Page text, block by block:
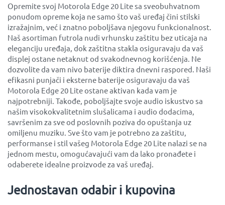
Opremite svoj Motorola Edge 20 Lite sa sveobuhvatnom
ponudom opreme koja ne samo što vaš uređaj čini stilski
izražajnim, već i znatno poboljšava njegovu funkcionalnost.
Naš asortiman futrola nudi vrhunsku zaštitu bez uticaja na
eleganciju uređaja, dok zaštitna stakla osiguravaju da vaš
displej ostane netaknut od svakodnevnog korišćenja. Ne
dozvolite da vam nivo baterije diktira dnevni raspored. Naši
efikasni punjači i eksterne baterije osiguravaju da vaš
Motorola Edge 20 Lite ostane aktivan kada vam je
najpotrebniji. Takođe, poboljšajte svoje audio iskustvo sa
našim visokokvalitetnim slušalicama i audio dodacima,
savršenim za sve od poslovnih poziva do opuštanja uz
omiljenu muziku. Sve što vam je potrebno za zaštitu,
performanse i stil vašeg Motorola Edge 20 Lite nalazi se na
jednom mestu, omogućavajući vam da lako pronađete i
odaberete idealne proizvode za vaš uređaj.
Jednostavan odabir i kupovina